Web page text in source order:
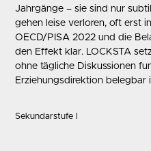
Jahrgänge – sie sind nur
gehen leise verloren, oft erst
OECD/PISA 2022 und die
den Effekt klar. LOCKSTA
ohne tägliche Diskussionen
Erziehungsdirektion belegbar
Sekundarstufe I